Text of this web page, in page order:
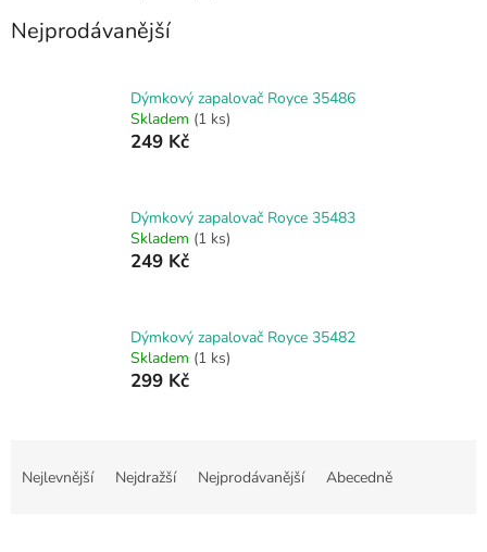
Nejprodávanější
Dýmkový zapalovač Royce 35486
Skladem (1 ks)
249 Kč
Dýmkový zapalovač Royce 35483
Skladem (1 ks)
249 Kč
Dýmkový zapalovač Royce 35482
Skladem (1 ks)
299 Kč
Nejlevnější Nejdražší Nejprodávanější Abecedně